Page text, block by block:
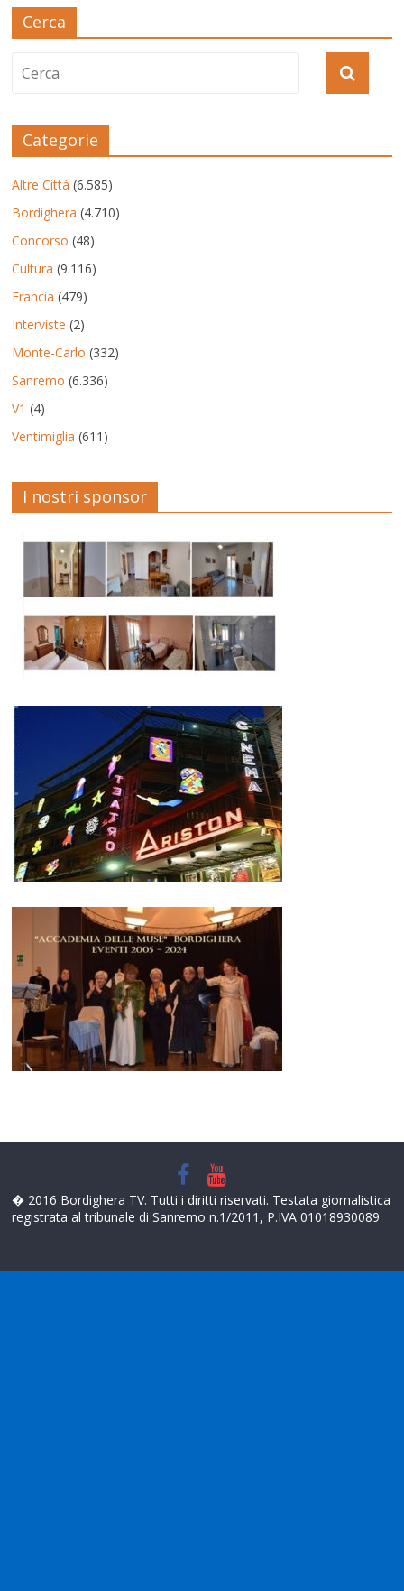
Cerca
Categorie
Altre Città (6.585)
Bordighera (4.710)
Concorso (48)
Cultura (9.116)
Francia (479)
Interviste (2)
Monte-Carlo (332)
Sanremo (6.336)
V1 (4)
Ventimiglia (611)
I nostri sponsor
� 2016 Bordighera TV. Tutti i diritti riservati. Testata giornalistica
registrata al tribunale di Sanremo n.1/2011, P.IVA 01018930089